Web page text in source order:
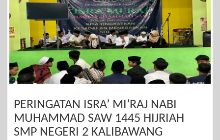
PERINGATAN ISRA’ MI’RAJ NABI
MUHAMMAD SAW 1445 HIJRIAH
SMP NEGERI 2 KALIBAWANG